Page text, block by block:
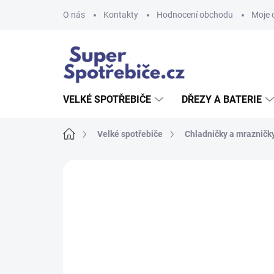
O nás Kontakty Hodnocení obchodu Moje
VELKÉ SPOTŘEBIČE DŘEZY A BATERIE
Domů Velké spotřebiče Chladničky a